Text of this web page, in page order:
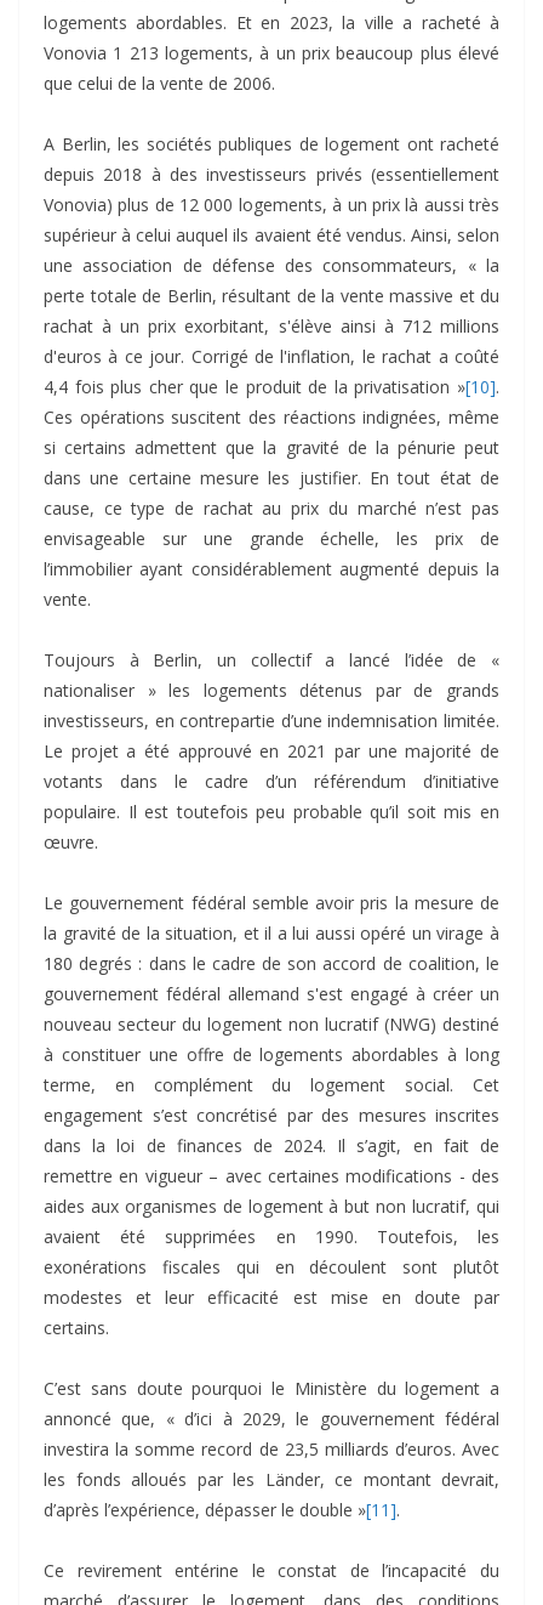
logements abordables. Et en 2023, la ville a racheté à
Vonovia 1 213 logements, à un prix beaucoup plus élevé
que celui de la vente de 2006.
A Berlin, les sociétés publiques de logement ont racheté
depuis 2018 à des investisseurs privés (essentiellement
Vonovia) plus de 12 000 logements, à un prix là aussi très
supérieur à celui auquel ils avaient été vendus. Ainsi, selon
une association de défense des consommateurs, « la
perte totale de Berlin, résultant de la vente massive et du
rachat à un prix exorbitant, s'élève ainsi à 712 millions
d'euros à ce jour. Corrigé de l'inflation, le rachat a coûté
4,4 fois plus cher que le produit de la privatisation »[10].
Ces opérations suscitent des réactions indignées, même
si certains admettent que la gravité de la pénurie peut
dans une certaine mesure les justifier. En tout état de
cause, ce type de rachat au prix du marché n’est pas
envisageable sur une grande échelle, les prix de
l’immobilier ayant considérablement augmenté depuis la
vente.
Toujours à Berlin, un collectif a lancé l’idée de «
nationaliser » les logements détenus par de grands
investisseurs, en contrepartie d’une indemnisation limitée.
Le projet a été approuvé en 2021 par une majorité de
votants dans le cadre d’un référendum d’initiative
populaire. Il est toutefois peu probable qu’il soit mis en
œuvre.
Le gouvernement fédéral semble avoir pris la mesure de
la gravité de la situation, et il a lui aussi opéré un virage à
180 degrés : dans le cadre de son accord de coalition, le
gouvernement fédéral allemand s'est engagé à créer un
nouveau secteur du logement non lucratif (NWG) destiné
à constituer une offre de logements abordables à long
terme, en complément du logement social. Cet
engagement s’est concrétisé par des mesures inscrites
dans la loi de finances de 2024. Il s’agit, en fait de
remettre en vigueur – avec certaines modifications - des
aides aux organismes de logement à but non lucratif, qui
avaient été supprimées en 1990. Toutefois, les
exonérations fiscales qui en découlent sont plutôt
modestes et leur efficacité est mise en doute par
certains.
C’est sans doute pourquoi le Ministère du logement a
annoncé que, « d’ici à 2029, le gouvernement fédéral
investira la somme record de 23,5 milliards d’euros. Avec
les fonds alloués par les Länder, ce montant devrait,
d’après l’expérience, dépasser le double »[11].
Ce revirement entérine le constat de l’incapacité du